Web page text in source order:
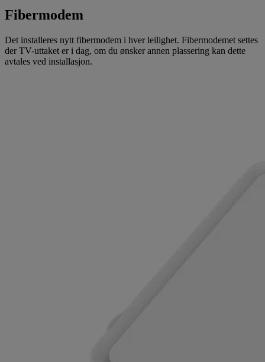
Fibermodem
Det installeres nytt fibermodem i hver leilighet. Fibermodemet settes
der TV-uttaket er i dag, om du ønsker annen plassering kan dette
avtales ved installasjon.